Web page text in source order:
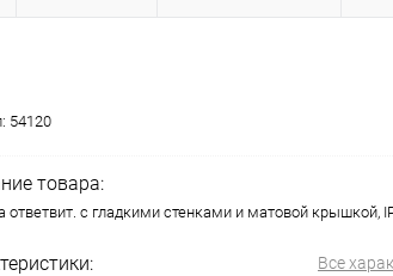
54120
товара:
ответвит. с гладкими стенками и матовой крышкой,
Все